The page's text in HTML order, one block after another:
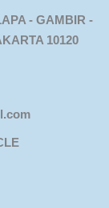
- GAMBIR -
10120